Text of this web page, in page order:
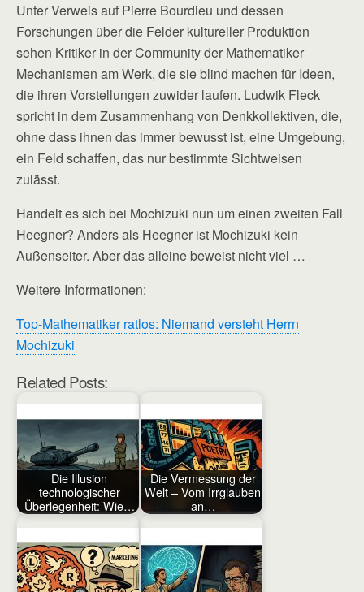
Unter Verweis auf Pierre Bourdieu und dessen
Forschungen über die Felder kultureller Produktion
sehen Kritiker in der Community der Mathematiker
Mechanismen am Werk, die sie blind machen für Ideen,
die ihren Vorstellungen zuwider laufen. Ludwik Fleck
spricht in dem Zusammenhang von Denkkollektiven, die,
ohne dass ihnen das immer bewusst ist, eine Umgebung,
ein Feld schaffen, das nur bestimmte Sichtweisen
zulässt.
Handelt es sich bei Mochizuki nun um einen zweiten Fall
Heegner? Anders als Heegner ist Mochizuki kein
Außenseiter. Aber das alleine beweist nicht viel …
Weitere Informationen:
Top-Mathematiker ratlos: Niemand versteht Herrn
Mochizuki
Related Posts:
Die Illusion
technologischer
Überlegenheit: Wie…
Die Vermessung der
Welt – Vom Irrglauben
an…